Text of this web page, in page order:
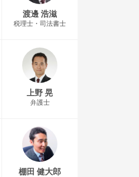
渡邊 浩滋
税理士・司法書士
上野 晃
弁護士
棚田 健大郎